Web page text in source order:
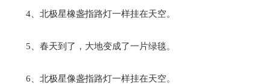
4、北极星橡盏指路灯一样挂在天空。
5、春天到了，大地变成了一片绿毯。
6、北极星像盏指路灯一样挂在天空。